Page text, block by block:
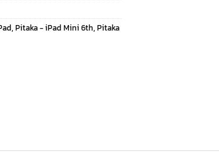
, Pitaka - iPad Mini 6th, Pitaka